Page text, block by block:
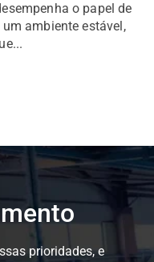
o papel de
ambiente estável,
prioridades, e